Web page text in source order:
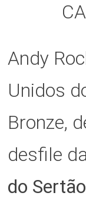
Andy
Unidos
Bronze,
desfile
do